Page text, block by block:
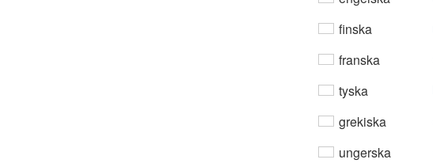
finska
franska
tyska
grekiska
ungerska